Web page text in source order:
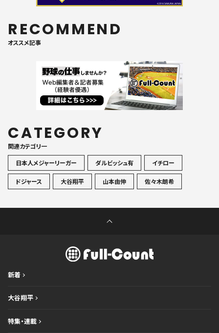
RECOMMEND
オススメ記事
CATEGORY
関連カテゴリ一
日本人メジャーリーガー
ダルビッシュ有 イチロー
ドジャース 大谷翔平 山本由伸 佐々木朗希
新着
大谷翔平
特集・連載